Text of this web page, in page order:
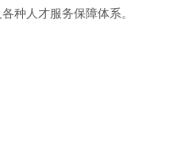
种人才服务保障体系。